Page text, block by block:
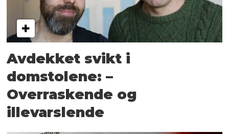
Avdekket svikt i
domstolene: –
Overraskende og
illevarslende